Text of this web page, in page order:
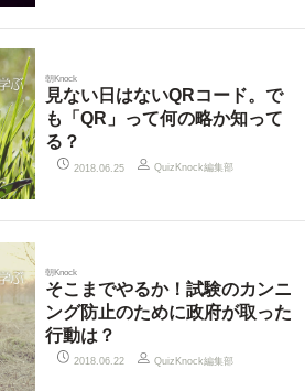
朝Knock
見ない日はないQRコード。で
も「QR」って何の略か知って
る？
2018.06.25 QuizKnock編集部
朝Knock
そこまでやるか！試験のカンニ
ング防止のために政府が取った
行動は？
2018.06.22 QuizKnock編集部